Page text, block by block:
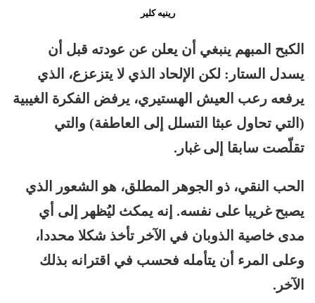
رينيه كلير
الكبح المبهم ينبغي أن يعلن عن عودته قبل أن
يسدل الستار: لكن الإلحاد الذي لا يتزعزع، الذي
يرفعه رعب العيش الهستيري، يرفض الفكرة الغيبية
(التي تحاول عبثا التسلل إلى العاطفة) والتي
تقلّصت سابقا إلى غبار.
الحب النقي، ذو الجوهر المطلق، هو الشعور الذي
يصبح غريبا على نفسه. إنه يمكث ليُظهر إلى أي
مدى خاصية الذوبان في الآخر تأخذ شكلا محددا،
وعلى المرء أن يتأمله فحسب في اقترانه بذلك
الآخر.